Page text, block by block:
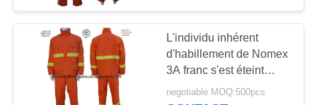
NOUS
VISITE
D'USINE
Combinaisons
légères de franc
16
L'individu inhérent
d'habillement de Nomex
3A franc s'est éteint
Forest Application
sauvage uniforme
negotiable MOQ:500pcs